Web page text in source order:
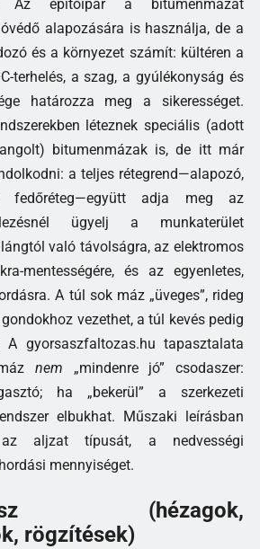
Az építőipar a bitumenmázat
alapozására is használja, de a
és a környezet számít: kültéren a
terhelés, a szag, a gyúlékonyság és
határozza meg a sikerességet.
léteznek speciális (adott
bitumenmázak is, de itt már
a teljes rétegrend—alapozó,
fedőréteg—együtt adja meg az
ügyelj a munkaterület
való távolságra, az elektromos
mentességére, és az egyenletes,
A túl sok máz „üveges”, rideg
vezethet, a túl kevés pedig
gyorsaszfaltozas.hu tapasztalata
nem „mindenre jó” csodaszer:
ha „bekerül” a szerkezeti
elbukhat. Műszaki leírásban
aljzat típusát, a nedvességi
mennyiséget.
(hézagok,
rögzítések)